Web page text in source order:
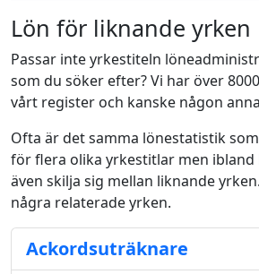
Lön för liknande yrken
Passar inte yrkestiteln
som du söker efter? Vi har över
vårt register och kanske någon
Ofta är det samma lönestatistik
för flera olika yrkestitlar men ibland
även skilja sig mellan liknande
några relaterade yrken.
Ackordsuträknare